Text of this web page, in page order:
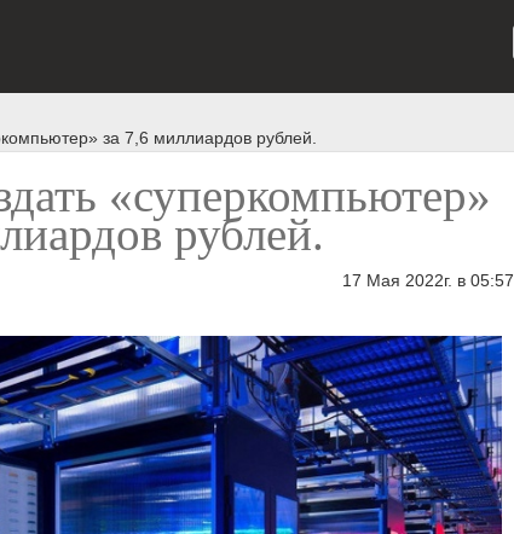
за 7,6 миллиардов рублей.
«суперкомпьютер»
рублей.
17 Мая 2022г. в 05:57